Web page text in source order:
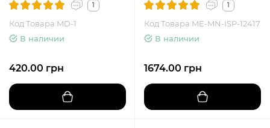
1
Код Товара:MD-1
В наличии
420.00 грн
1
Код Товара:ME-MN-ISP-12417
В наличии
1674.00 грн